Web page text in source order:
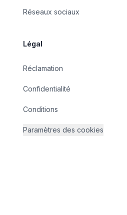
Réseaux sociaux
Légal
Réclamation
Confidentialité
Conditions
Paramètres des cookies